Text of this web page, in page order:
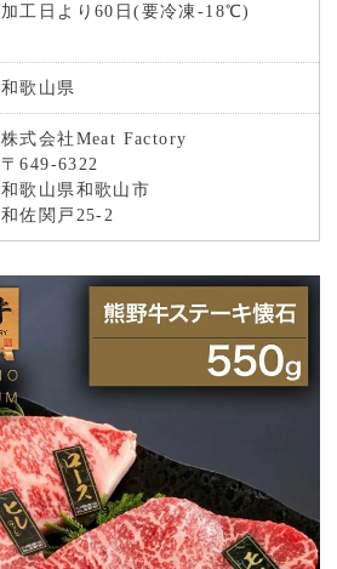
加工日より60日(要冷凍-18℃)
和歌山県
株式会社Meat Factory
〒649-6322
和歌山県和歌山市
和佐関戸25-2